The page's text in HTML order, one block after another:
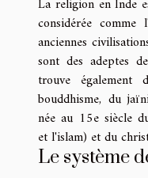
La religion en Inde
considérée
anciennes
sont des adeptes
trouve également
bouddhisme, du
née au 15e siècle
et l'islam) et du
Le système